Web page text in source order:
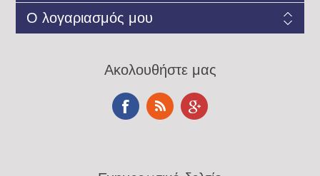
Ο λογαριασμός μου
Ακολουθήστε μας